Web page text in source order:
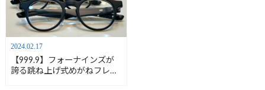
2024.02.17
【999.9】フォーナインズが
誇る跳ね上げ式めがねフレー